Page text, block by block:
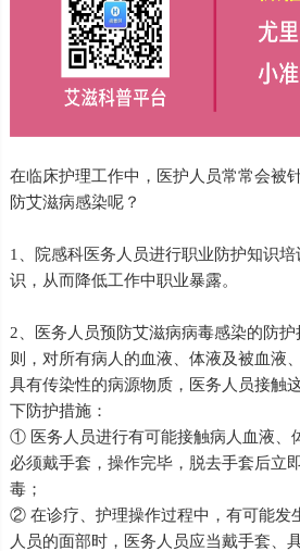
在临床护理工作中，医护人员常常会被
防艾滋病感染呢？
1、院感科医务人员进行职业防护知识
识，从而降低工作中职业暴露。
2、医务人员预防艾滋病病毒感染的防
则，对所有病人的血液、体液及被血液
具有传染性的病源物质，医务人员接触
下防护措施：
① 医务人员进行有可能接触病人血液、
必须戴手套，操作完毕，脱去手套后立
毒；
② 在诊疗、护理操作过程中，有可能发
人员的面部时，医务人员应当戴手套、